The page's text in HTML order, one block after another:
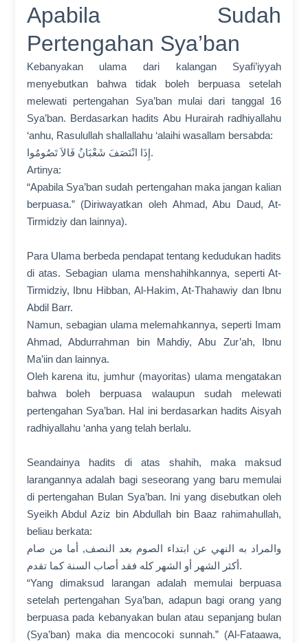
Apabila Sudah
Pertengahan Sya’ban
Kebanyakan ulama dari kalangan Syafi’iyyah
menyebutkan bahwa tidak boleh berpuasa setelah
melewati pertengahan Sya’ban mulai dari tanggal 16
Sya’ban. Berdasarkan hadits Abu Hurairah radhiyallahu
‘anhu, Rasulullah shallallahu ‘alaihi wasallam bersabda:
إِذَا انْتَصَفَ شَعْبَانُ فَالاَ تَصُومُوا.
Artinya:
“Apabila Sya’ban sudah pertengahan maka jangan kalian
berpuasa.” (Diriwayatkan oleh Ahmad, Abu Daud, At-
Tirmidziy dan lainnya).
Para Ulama berbeda pendapat tentang kedudukan hadits
di atas. Sebagian ulama menshahihkannya, seperti At-
Tirmidziy, Ibnu Hibban, Al-Hakim, At-Thahawiy dan Ibnu
Abdil Barr.
Namun, sebagian ulama melemahkannya, seperti Imam
Ahmad, Abdurrahman bin Mahdiy, Abu Zur’ah, Ibnu
Ma’iin dan lainnya.
Oleh karena itu, jumhur (mayoritas) ulama mengatakan
bahwa boleh berpuasa walaupun sudah melewati
pertengahan Sya’ban. Hal ini berdasarkan hadits Aisyah
radhiyallahu ‘anha yang telah berlalu.
Seandainya hadits di atas shahih, maka maksud
larangannya adalah bagi seseorang yang baru memulai
di pertengahan Bulan Sya’ban. Ini yang disebutkan oleh
Syeikh Abdul Aziz bin Abdullah bin Baaz rahimahullah,
beliau berkata:
والمراد به النهي عن ابتداء الصوم بعد النصف, أما من صام
أكثر الشهر أو الشهر كله فقد أصاب السنة كما تقدم.
“Yang dimaksud larangan adalah memulai berpuasa
setelah pertengahan Sya’ban, adapun bagi orang yang
berpuasa pada kebanyakan bulan atau sepanjang bulan
(Sya’ban) maka dia mencocoki sunnah.” (Al-Fataawa,